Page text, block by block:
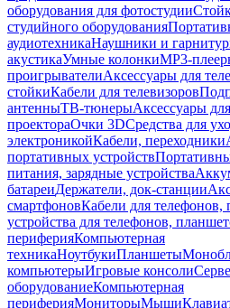
оборудования для фотостудии
студийного оборудования
аудиотехникаНаушники и
акустикаУмные колонкиMP3-
проигрывателиАксессуары для
стойкиКабели для телевизоров
антенныТВ-тюнерыАксессуары
проектораОчки 3DСредства для
электроникойКабели, переходники
портативных устройств
питания, зарядные устройства
батареиДержатели, док-станции
смартфоновКабели для телефонов,
устройства для телефонов,
периферияКомпьютерная
техникаНоутбукиПланшеты
компьютерыИгровые консоли
оборудованиеКомпьютерная
периферияМониторыМыши